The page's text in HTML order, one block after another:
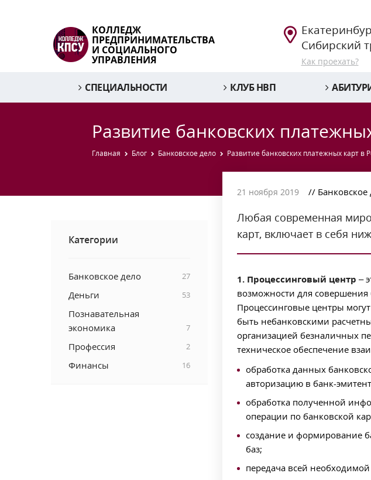
КОЛЛЕДЖ
ПРЕДПРИНИМАТЕЛЬСТВА
И СОЦИАЛЬНОГО
УПРАВЛЕНИЯ
Сибирский
Как проехать?
СПЕЦИАЛЬНОСТИ КЛУБ НВП
Развитие банковских
Главная Блог Банковское дело Развитие банковских платежных карт в
21 ноября 2019 // Банковское
Любая современная
карт, включает в себя
1. Процессинговый центр –
возможности для совершения
Процессинговые центры
быть небанковскими
организацией безналичных
техническое обеспечение
обработка данных
авторизацию в банк-
обработка полученной
операции по банковской
создание и формирование
баз;
передача всей
Категории
Банковское дело 27
Деньги 53
Познавательная
экономика
7
Профессия 2
Финансы 16